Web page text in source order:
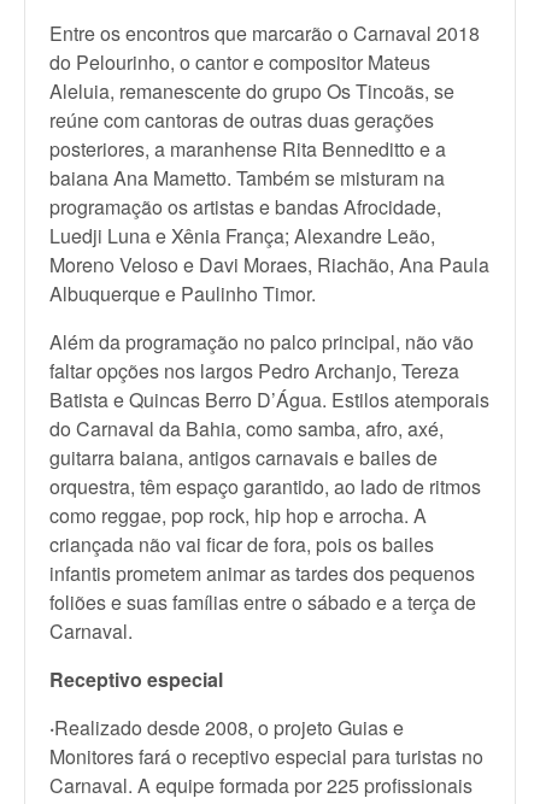
Entre os encontros que marcarão o Carnaval 2018
do Pelourinho, o cantor e compositor Mateus
Aleluia, remanescente do grupo Os Tincoãs, se
reúne com cantoras de outras duas gerações
posteriores, a maranhense Rita Benneditto e a
baiana Ana Mametto. Também se misturam na
programação os artistas e bandas Afrocidade,
Luedji Luna e Xênia França; Alexandre Leão,
Moreno Veloso e Davi Moraes, Riachão, Ana Paula
Albuquerque e Paulinho Timor.
Além da programação no palco principal, não vão
faltar opções nos largos Pedro Archanjo, Tereza
Batista e Quincas Berro D’Água. Estilos atemporais
do Carnaval da Bahia, como samba, afro, axé,
guitarra baiana, antigos carnavais e bailes de
orquestra, têm espaço garantido, ao lado de ritmos
como reggae, pop rock, hip hop e arrocha. A
criançada não vai ficar de fora, pois os bailes
infantis prometem animar as tardes dos pequenos
foliões e suas famílias entre o sábado e a terça de
Carnaval.
Receptivo especial
·Realizado desde 2008, o projeto Guias e
Monitores fará o receptivo especial para turistas no
Carnaval. A equipe formada por 225 profissionais